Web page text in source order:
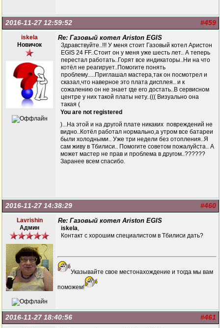
#459
2016-11-27 12:59:52
iskela
Новичок
Re: Газовый котел Ariston EGIS
Здравствуйте..!!! У меня стоит Газовый котел Аристон
EGIS 24 FF..Стоит он у меня уже шесть лет.. А теперь
перестал работать..Горят все индикаторы..Ни на что
котёл не реагирует..Помогите понять
проблему.....Приглашал мастера,так он посмотрел и
сказал,что наверное это плата дисплея.. и к
сожалению он не знает где его достать..В сервисном
центре у них такой платы нету..((( Визуально она
такая (
You are not registered
)...На этой и на другой плате никаких повреждений не
видно..Котёл работал нормально,а утром все батареи
были холодными.. Уже три недели без отопления..Я
сам живу в Тбилиси.. Помогите советом пожалуйста.. А
может мастер не прав и проблема в другом..??????
Заранее всем спасибо.
#460
2016-11-27 14:38:29
Lavrishin
Админ
Re: Газовый котел Ariston EGIS
iskela,
Контакт с хорошим специалистом в Тбилиси дать?
Указывайте свое местонахождение и тогда мы вам
поможем!
#461
2016-11-27 18:40:56